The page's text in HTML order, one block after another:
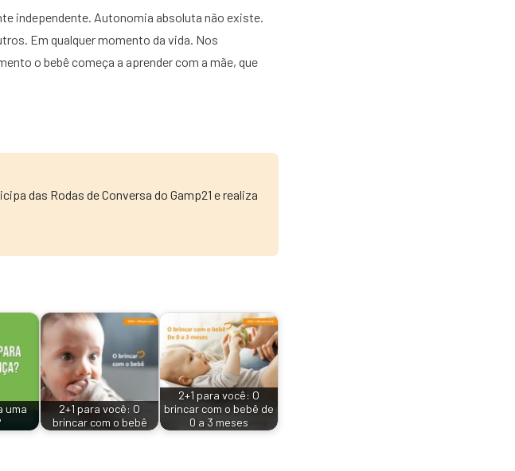
independente. Autonomia absoluta não existe.
Em qualquer momento da vida. Nos
o bebê começa a aprender com a mãe, que
das Rodas de Conversa do Gamp21 e realiza
uma
2+1 para você: O
brincar com o bebê
2+1 para você: O
brincar com o bebê de
0 a 3 meses